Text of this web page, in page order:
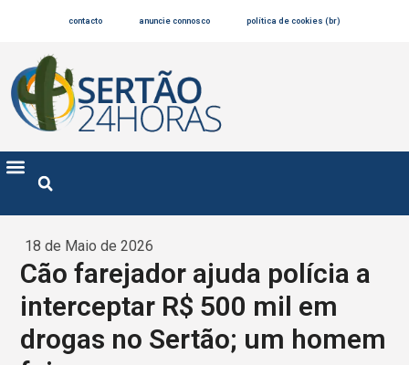
contacto anuncie connosco política de cookies (br)
18 de Maio de 2026
Cão farejador ajuda polícia a
interceptar R$ 500 mil em
drogas no Sertão; um homem